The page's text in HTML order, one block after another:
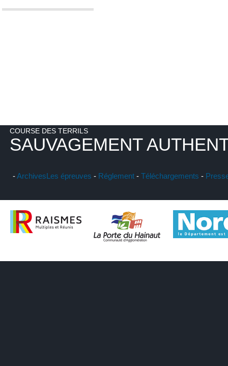
COURSE DES TERRILS
SAUVAGEMENT
-ArchivesLes épreuves - Réglement - Téléchargements -